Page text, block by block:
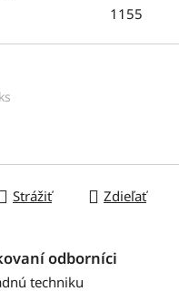
1155
Strážiť Zdieľať
odborníci
techniku